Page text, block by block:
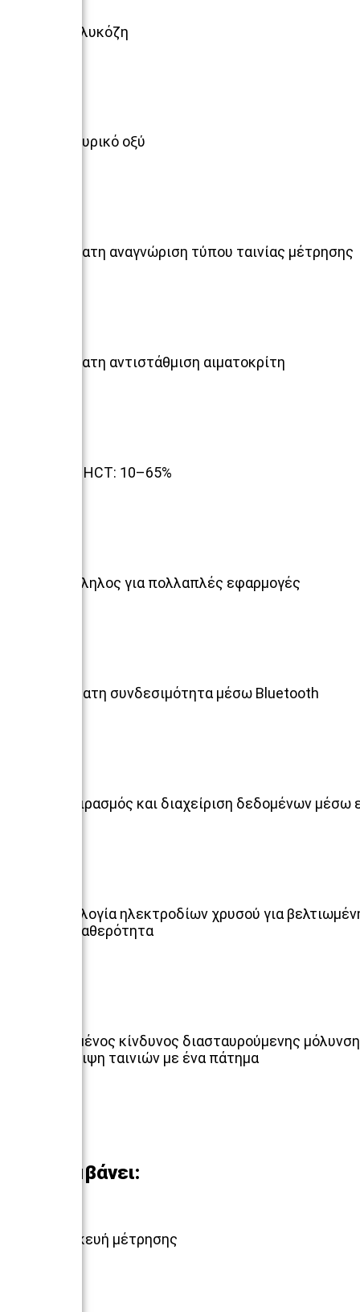
Γλυκόζη
Ουρικό οξύ
Αυτόματη αναγνώριση τύπου ταινίας μέτρησης
Αυτόματη αντιστάθμιση αιματοκρίτη
Εύρος HCT: 10–65%
Κατάλληλος για πολλαπλές εφαρμογές
Ασύρματη συνδεσιμότητα μέσω Bluetooth
Διαμοιρασμός και διαχείριση δεδομένων μέσω
Τεχνολογία ηλεκτροδίων χρυσού για
και σταθερότητα
Μειωμένος κίνδυνος διασταυρούμενης
απόρριψη ταινιών με ένα πάτημα
Περιλαμβάνει:
1 συσκευή μέτρησης